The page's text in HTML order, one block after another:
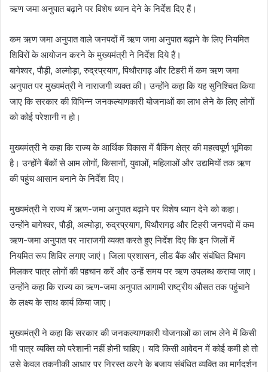
ऋण जमा अनुपात बढ़ाने पर विशेष ध्यान देने के निर्देश दिए हैं।
कम ऋण जमा अनुपात वाले जनपदों में ऋण जमा अनुपात बढ़ाने के लिए नियमित
शिविरों के आयोजन करने के मुख्यमंत्री ने निर्देश दिये हैं।
बागेश्वर, पौड़ी, अल्मोड़ा, रुद्रप्रयाग, पिथौरागढ़ और टिहरी में कम ऋण जमा
अनुपात पर मुख्यमंत्री ने नाराजगी व्यक्त की। उन्होंने कहा कि यह सुनिश्चित किया
जाए कि सरकार की विभिन्न जनकल्याणकारी योजनाओं का लाभ लेने के लिए लोगों
को कोई परेशानी न हो।
मुख्यमंत्री ने कहा कि राज्य के आर्थिक विकास में बैंकिंग क्षेत्र की महत्वपूर्ण भूमिका
है। उन्होंने बैंकों से आम लोगों, किसानों, युवाओं, महिलाओं और उद्यमियों तक ऋण
की पहुंच आसान बनाने के निर्देश दिए।
मुख्यमंत्री ने राज्य में ऋण-जमा अनुपात बढ़ाने पर विशेष ध्यान देने को कहा।
उन्होंने बागेश्वर, पौड़ी, अल्मोड़ा, रुद्रप्रयाग, पिथौरागढ़ और टिहरी जनपदों में कम
ऋण-जमा अनुपात पर नाराजगी व्यक्त करते हुए निर्देश दिए कि इन जिलों में
नियमित रूप शिविर लगाए जाएं। जिला प्रशासन, लीड बैंक और संबंधित विभाग
मिलकर पात्र लोगों की पहचान करें और उन्हें समय पर ऋण उपलब्ध कराया जाए।
उन्होंने कहा कि राज्य का ऋण-जमा अनुपात आगामी राष्ट्रीय औसत तक पहुंचाने
के लक्ष्य के साथ कार्य किया जाए।
मुख्यमंत्री ने कहा कि सरकार की जनकल्याणकारी योजनाओं का लाभ लेने में किसी
भी पात्र व्यक्ति को परेशानी नहीं होनी चाहिए। यदि किसी आवेदन में कोई कमी हो तो
उसे केवल तकनीकी आधार पर निरस्त करने के बजाय संबंधित व्यक्ति का मार्गदर्शन